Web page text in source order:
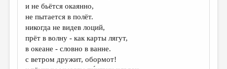
ВКОНТАКТЕ
и не бьётся окаянно,
не пытается в полёт.
никогда не видев лоций,
прёт в волну - как карты лягут,
в океане - словно в ванне.
с ветром дружит, обормот!